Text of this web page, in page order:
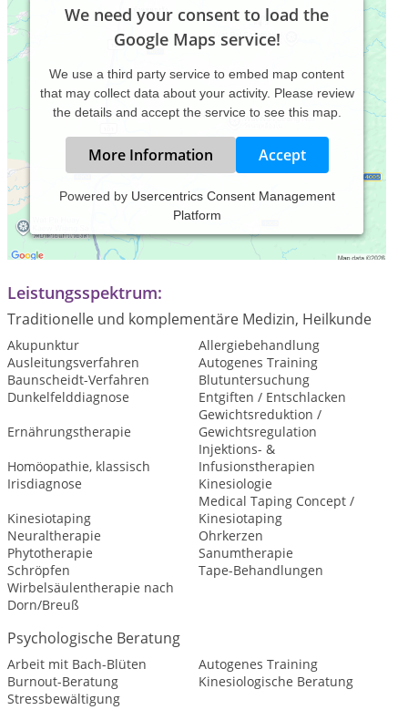
We need your consent to load the
Google Maps service!
We use a third party service to embed map content
that may collect data about your activity. Please review
the details and accept the service to see this map.
More Information Accept
Powered by Usercentrics Consent Management
Platform
Praxiszeiten:
nach telefonischer Vereinbarung
Leistungsspektrum:
Traditionelle und komplementäre Medizin, Heilkunde
Akupunktur
Allergiebehandlung
Ausleitungsverfahren
Autogenes Training
Baunscheidt-Verfahren
Blutuntersuchung
Dunkelfelddiagnose
Entgiften / Entschlacken
Ernährungstherapie
Gewichtsreduktion /
Gewichtsregulation
Homöopathie, klassisch
Injektions- &
Infusionstherapien
Irisdiagnose
Kinesiologie
Kinesiotaping
Medical Taping Concept /
Kinesiotaping
Neuraltherapie
Ohrkerzen
Phytotherapie
Sanumtherapie
Schröpfen
Tape-Behandlungen
Wirbelsäulentherapie nach
Dorn/Breuß
Psychologische Beratung
Arbeit mit Bach-Blüten
Autogenes Training
Burnout-Beratung
Kinesiologische Beratung
Stressbewältigung